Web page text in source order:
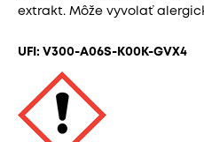
extrakt. Môže vyvolať
UFI: V300-A06S-K00K-GVX4